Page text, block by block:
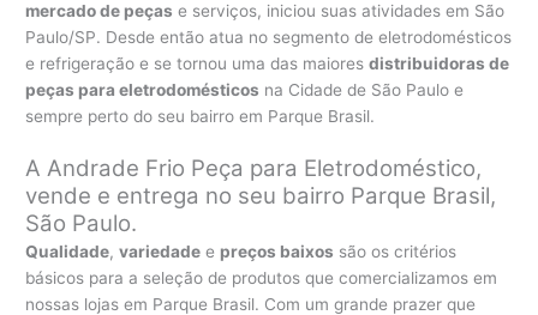
mercado de peças e serviços, iniciou suas atividades em São
Paulo/SP. Desde então atua no segmento de eletrodomésticos
e refrigeração e se tornou uma das maioresdistribuidoras de
peças para eletrodomésticos na Cidade de São Paulo e
sempre perto do seu bairro em Parque Brasil.
A Andrade Frio Peça para Eletrodoméstico,
vende e entrega no seu bairro Parque Brasil,
São Paulo.
Qualidade,variedade e preços baixos são os critérios
básicos para a seleção de produtos que comercializamos em
nossas lojas em Parque Brasil. Com um grande prazer que